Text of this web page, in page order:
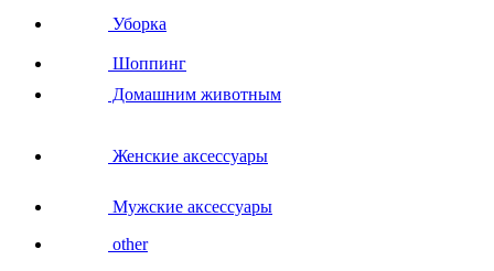
Уборка
Шоппинг
Домашним животным
Женские аксессуары
Мужские аксессуары
other